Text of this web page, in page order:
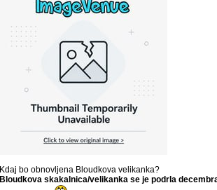
Kdaj bo obnovljena Bloudkova velikanka?
Bloudkova skakalnica/velikanka se je podrla